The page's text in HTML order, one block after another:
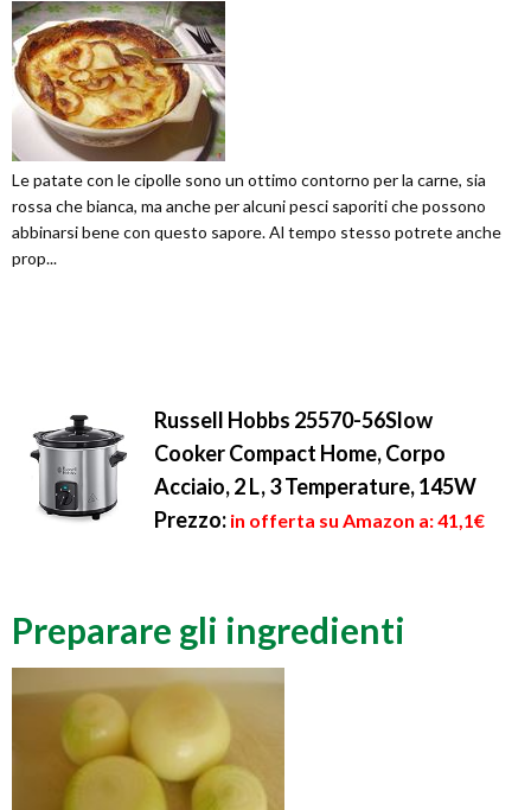
Le patate con le cipolle sono un ottimo contorno per la carne, sia
rossa che bianca, ma anche per alcuni pesci saporiti che possono
abbinarsi bene con questo sapore. Al tempo stesso potrete anche
prop...
Russell Hobbs 25570-56Slow
Cooker Compact Home, Corpo
Acciaio, 2 L, 3 Temperature, 145W
Prezzo: in offerta su Amazon a: 41,1€
Preparare gli ingredienti